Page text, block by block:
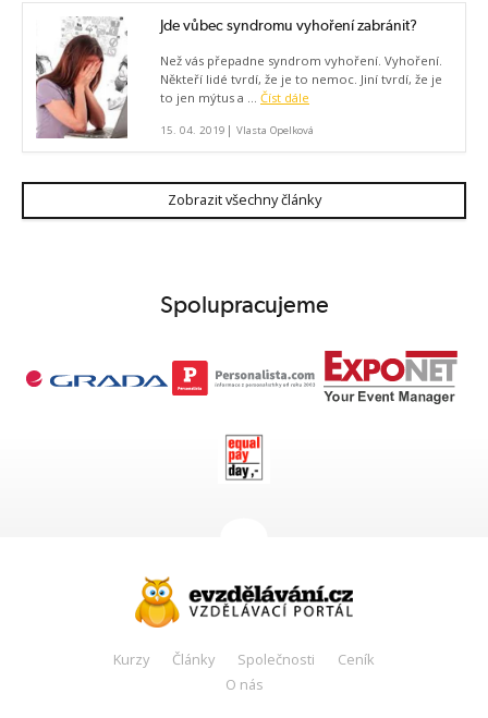
Jde vůbec syndromu vyhoření zabránit?
Než vás přepadne syndrom vyhoření. Vyhoření.
Někteří lidé tvrdí, že je to nemoc. Jiní tvrdí, že je
to jen mýtus a ... Číst dále
15. 04. 2019 | Vlasta Opelková
Zobrazit všechny články
Spolupracujeme
Kurzy Články Společnosti
Ceník
O nás